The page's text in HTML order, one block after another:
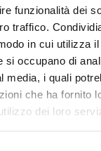
funzionalità dei
traffico.
in cui utilizza
si occupano di
media, i quali
che ha fornito
dei loro
precedente